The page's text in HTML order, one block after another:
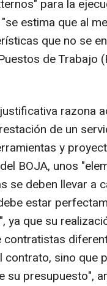
para la
estima que al
que no se
de Trabajo
razona
de un
y
BOJA, unos
se deben llevar a
estar
ya que su
contratistas
contrato, sino que
su presupuesto",